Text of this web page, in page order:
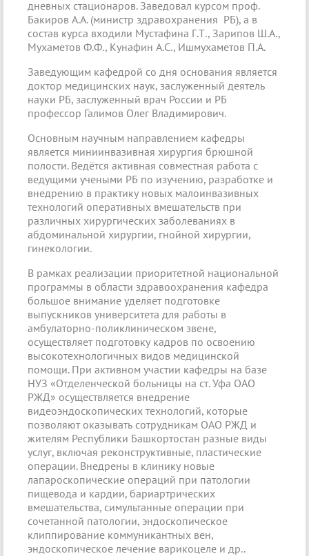
дневных стационаров. Заведовал курсом проф.
Бакиров А.А. (министр здравохранения РБ), а в
состав курса входили Мустафина Г.Т., Зарипов Ш.А.,
Мухаметов Ф.Ф., Кунафин А.С., Ишмухаметов П.А.
Заведующим кафедрой со дня основания является
доктор медицинских наук, заслуженный деятель
науки РБ, заслуженный врач России и РБ
профессор Галимов Олег Владимирович.
Основным научным направлением кафедры
является миниинвазивная хирургия брюшной
полости. Ведётся активная совместная работа с
ведущими учеными РБ по изучению, разработке и
внедрению в практику новых малоинвазивных
технологий оперативных вмешательств при
различных хирургических заболеваниях в
абдоминальной хирургии, гнойной хирургии,
гинекологии.
В рамках реализации приоритетной национальной
программы в области здравоохранения кафедра
большое внимание уделяет подготовке
выпускников университета для работы в
амбулаторно-поликлиническом звене,
осуществляет подготовку кадров по освоению
высокотехнологичных видов медицинской
помощи. При активном участии кафедры на базе
НУЗ «Отделенческой больницы на ст. Уфа ОАО
РЖД» осуществляется внедрение
видеоэндоскопических технологий, которые
позволяют оказывать сотрудникам ОАО РЖД и
жителям Республики Башкортостан разные виды
услуг, включая реконструктивные, пластические
операции. Внедрены в клинику новые
лапароскопические операций при патологии
пищевода и кардии, бариартрических
вмешательства, симультанные операции при
сочетанной патологии, эндоскопическое
клиппирование коммуникантных вен,
эндоскопическое лечение варикоцеле и др..